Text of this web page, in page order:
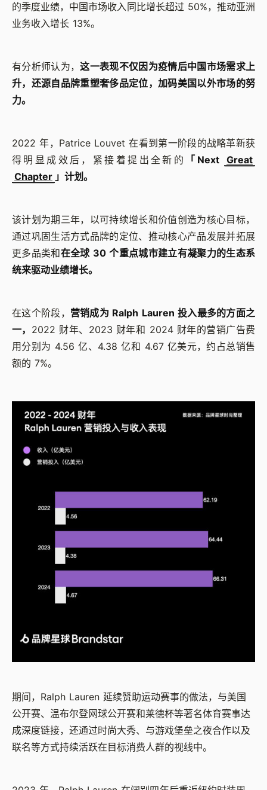
的季度业绩，中国市场收入同比增长超过 50%，推动亚洲
业务收入增长 13%。
有分析师认为，这一表现不仅因为疫情后中国市场需求上
升，还源自品牌重塑奢侈品定位，加码美国以外市场的努
力。
2022 年，Patrice Louvet 在看到第一阶段的战略革新获
得明显成效后，紧接着提出全新的
「Next
Great
Chapter 」计划。
该计划为期三年，以可持续增长和价值创造为核心目标，
通过巩固生活方式品牌的定位、推动核心产品发展并拓展
更多品类和在全球 30 个重点城市建立有凝聚力的生态系
统来驱动业绩增长。
在这个阶段， 营销成为 Ralph Lauren 投入最多的方面之
一， 2022 财年、2023 财年和 2024 财年的营销广告费
用分别为 4.56 亿、4.38 亿和 4.67 亿美元，约占总销售
额的 7%。
期间，Ralph Lauren 延续赞助运动赛事的做法，与美国
公开赛、温布尔登网球公开赛和莱德杯等著名体育赛事达
成深度链接，还通过时尚大秀、与游戏堡垒之夜合作以及
联名等方式持续活跃在目标消费人群的视线中。